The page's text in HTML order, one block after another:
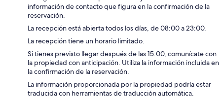
información de contacto que figura en la confirmación de la
reservación.
La recepción está abierta todos los días, de 08:00 a 23:00.
La recepción tiene un horario limitado.
Si tienes previsto llegar después de las 15:00, comunícate con
la propiedad con anticipación. Utiliza la información incluida en
la confirmación de la reservación.
La información proporcionada por la propiedad podría estar
traducida con herramientas de traducción automática.